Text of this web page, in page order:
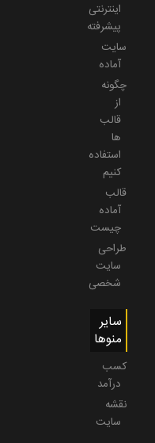
اینترنتی
پیشرفته
سایت
آماده
چگونه
از
قالب
ها
استفاده
کنیم
قالب
آماده
چیست
طراحی
سایت
شخصی
سایر
منوها
کسب
درآمد
نقشه
سایت